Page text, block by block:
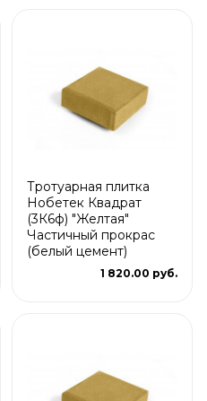
Тротуарная плитка
Нобетек Квадрат
(3К6ф) "Желтая"
Частичный прокрас
(белый цемент)
1 820.00 руб.